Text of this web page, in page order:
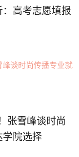
高考志愿填报
张雪峰谈时尚
学院选择